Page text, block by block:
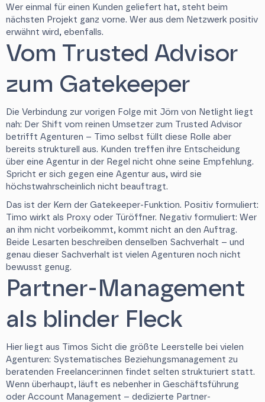
Wer einmal für einen Kunden geliefert hat, steht beim
nächsten Projekt ganz vorne. Wer aus dem Netzwerk positiv
erwähnt wird, ebenfalls.
Vom Trusted Advisor
zum Gatekeeper
Die Verbindung zur vorigen Folge mit Jörn von Netlight liegt
nah: Der Shift vom reinen Umsetzer zum Trusted Advisor
betrifft Agenturen – Timo selbst füllt diese Rolle aber
bereits strukturell aus. Kunden treffen ihre Entscheidung
über eine Agentur in der Regel nicht ohne seine Empfehlung.
Spricht er sich gegen eine Agentur aus, wird sie
höchstwahrscheinlich nicht beauftragt.
Das ist der Kern der Gatekeeper-Funktion. Positiv formuliert:
Timo wirkt als Proxy oder Türöffner. Negativ formuliert: Wer
an ihm nicht vorbeikommt, kommt nicht an den Auftrag.
Beide Lesarten beschreiben denselben Sachverhalt – und
genau dieser Sachverhalt ist vielen Agenturen noch nicht
bewusst genug.
Partner-Management
als blinder Fleck
Hier liegt aus Timos Sicht die größte Leerstelle bei vielen
Agenturen: Systematisches Beziehungsmanagement zu
beratenden Freelancer:innen findet selten strukturiert statt.
Wenn überhaupt, läuft es nebenher in Geschäftsführung
oder Account Management – dedizierte Partner-